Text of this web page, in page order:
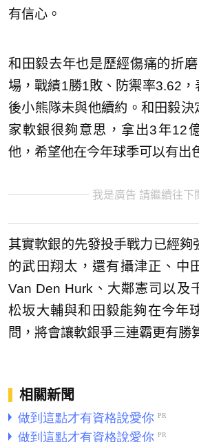
有信心。
和田毅去年也是歷經傷痛的折
場，戰績1勝1敗、防禦率3.62
後小熊隊未與他續約。和田毅決
家軟銀很夠意思，拿出3年12
他，希望他在今年球季可以有出
我是廣告 請繼續往下
其實軟銀的先發投手戰力已經夠
的武田翔太，還有攝津正、中
Van Den Hurk、大鄰憲司以及
松坂大輔與和田毅能夠在今年
問，將會讓軟銀爭三連霸更有勝
相關新聞